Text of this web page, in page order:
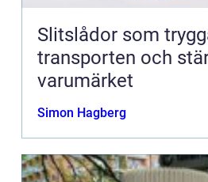
Slitslådor som
transporten och
varumärket
Simon Hagberg